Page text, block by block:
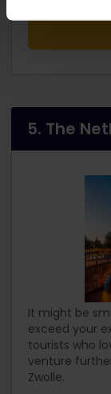
5. The
It might be
exceed your
tourists who
venture
Zwolle.